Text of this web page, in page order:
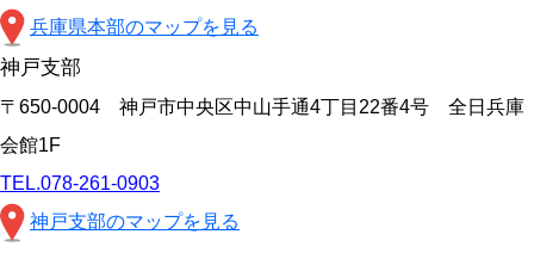
兵庫県本部のマップを見る
神戸支部
〒650-0004 神戸市中央区中山手通4丁目22番4号 全日兵庫
会館1F
TEL.078-261-0903
神戸支部のマップを見る